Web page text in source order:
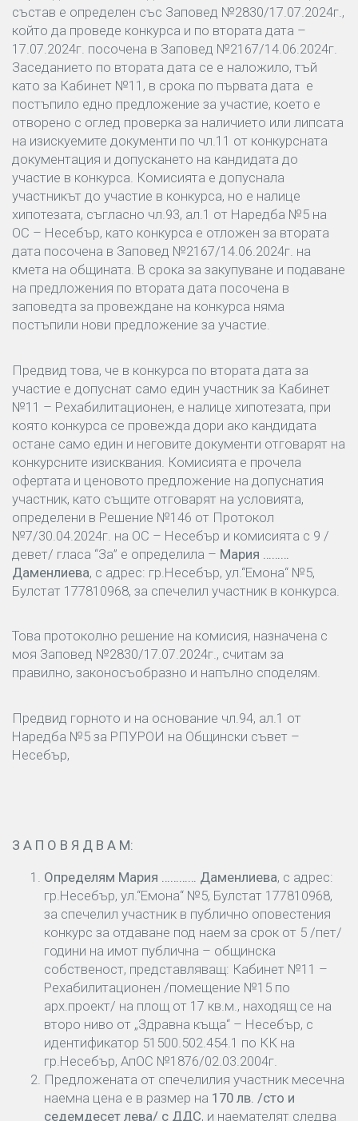
състав е определен със Заповед №2830/17.07.2024г.,
който да проведе конкурса и по втората дата –
17.07.2024г. посочена в Заповед №2167/14.06.2024г.
Заседанието по втората дата се е наложило, тъй
като за Кабинет №11, в срока по първата дата е
постъпило едно предложение за участие, което е
отворено с оглед проверка за наличието или липсата
на изискуемите документи по чл.11 от конкурсната
документация и допускането на кандидата до
участие в конкурса. Комисията е допуснала
участникът до участие в конкурса, но е налице
хипотезата, съгласно чл.93, ал.1 от Наредба №5 на
ОС – Несебър, като конкурса е отложен за втората
дата посочена в Заповед №2167/14.06.2024г. на
кмета на общината. В срока за закупуване и подаване
на предложения по втората дата посочена в
заповедта за провеждане на конкурса няма
постъпили нови предложение за участие.
Предвид това, че в конкурса по втората дата за
участие е допуснат само един участник за Кабинет
№11 – Рехабилитационен, е налице хипотезата, при
която конкурса се провежда дори ако кандидата
остане само един и неговите документи отговарят на
конкурсните изисквания. Комисията е прочела
офертата и ценовото предложение на допуснатия
участник, като същите отговарят на условията,
определени в Решение №146 от Протокол
№7/30.04.2024г. на ОС – Несебър и комисията с 9 /
девет/ гласа “За” е определила – Мария
Даменлиева, с адрес: гр.Несебър, ул.“Емона“ №5,
Булстат 177810968, за спечелил участник в конкурса.
Това протоколно решение на комисия, назначена с
моя Заповед №2830/17.07.2024г., считам за
правилно, законосъобразно и напълно споделям.
Предвид горното и на основание чл.94, ал.1 от
Наредба №5 за РПУРОИ на Общински съвет –
Несебър,
З А П О В Я Д В А М:
Определям Мария ………… Даменлиева, с адрес:
гр.Несебър, ул.“Емона“ №5, Булстат 177810968,
за спечелил участник в публично оповестения
конкурс за отдаване под наем за срок от 5 /пет/
години на имот публична – общинска
собственост, представляващ: Кабинет №11 –
Рехабилитационен /помещение №15 по
арх.проект/ на площ от 17 кв.м., находящ се на
второ ниво от „Здравна къща“ – Несебър, с
идентификатор 51500.502.454.1 по КК на
гр.Несебър, АпОС №1876/02.03.2004г.
Предложената от спечелилия участник месечна
наемна цена е в размер на 170 лв. /сто и
седемдесет лева/ с ДДС, и наемателят следва